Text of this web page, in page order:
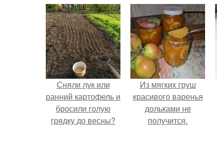
Сняли лук или
ранний картофель и
бросили голую
грядку до весны?
Из мягких груш
красивого варенья
дольками не
получится.